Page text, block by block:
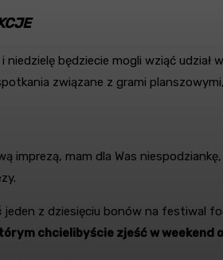
będziecie mogli wziąć
związane z grami
imprezą, mam dla Was niespodziankę,
jeden z dziesięciu bonów na festiwal
chcielibyście zjeść w weekend